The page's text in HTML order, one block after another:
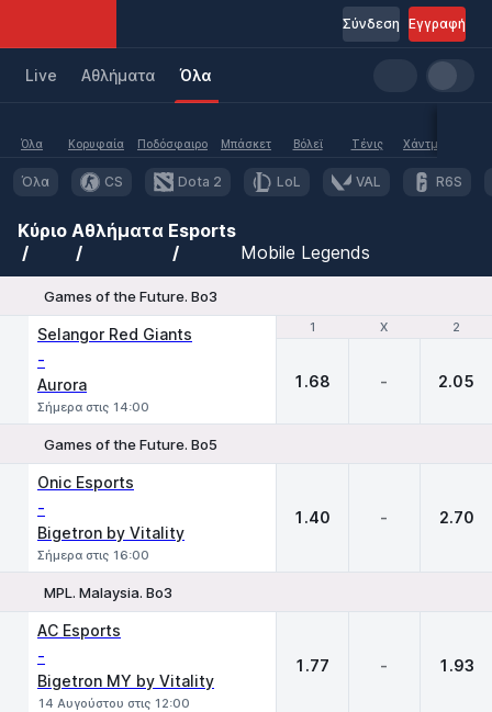
Εγγραφή
Σύνδεση
Live Aθλήματα Όλα
Όλα Κορυφαία Ποδόσφαιρο Μπάσκετ Βόλεϊ Τένις Χάντμπολ
Όλα CS Dota 2 LoL VAL R6S
Κύριο Αθλήματα Esports
Mobile Legends
Games of the Future. Bo3
1 X 2
Selangor Red Giants
-
Aurora
Σήμερα στις 14:00
1 X 2
1.68 - 2.05
Games of the Future. Bo5
Onic Esports
-
Bigetron by Vitality
Σήμερα στις 16:00
1.40 - 2.70
MPL. Malaysia. Bo3
AC Esports
-
Bigetron MY by Vitality
14 Αυγούστου στις 12:00
1.77 - 1.93